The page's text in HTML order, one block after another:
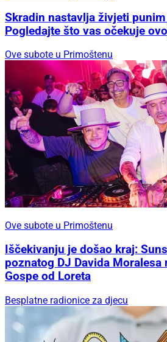
Skradin nastavlja živjeti
Pogledajte što vas očekuje
Ove subote u Primoštenu
Ove subote u Primoštenu
Iščekivanju je došao kraj:
poznatog DJ Davida Moralesa
Gospe od Loreta
Besplatne radionice za djecu